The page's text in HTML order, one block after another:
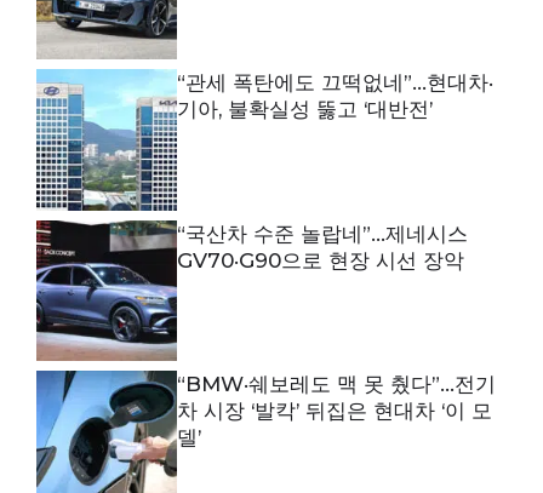
“관세 폭탄에도 끄떡없네”…현대차·
기아, 불확실성 뚫고 ‘대반전’
“국산차 수준 놀랍네”…제네시스
GV70·G90으로 현장 시선 장악
“BMW·쉐보레도 맥 못 췄다”…전기
차 시장 ‘발칵’ 뒤집은 현대차 ‘이 모
델’